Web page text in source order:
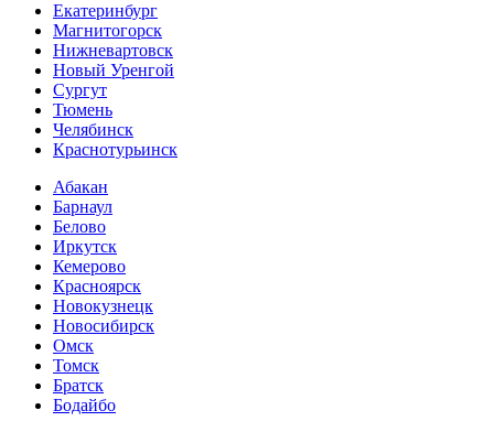
Екатеринбург
Магнитогорск
Нижневартовск
Новый Уренгой
Сургут
Тюмень
Челябинск
Краснотурьинск
Абакан
Барнаул
Белово
Иркутск
Кемерово
Красноярск
Новокузнецк
Новосибирск
Омск
Томск
Братск
Бодайбо